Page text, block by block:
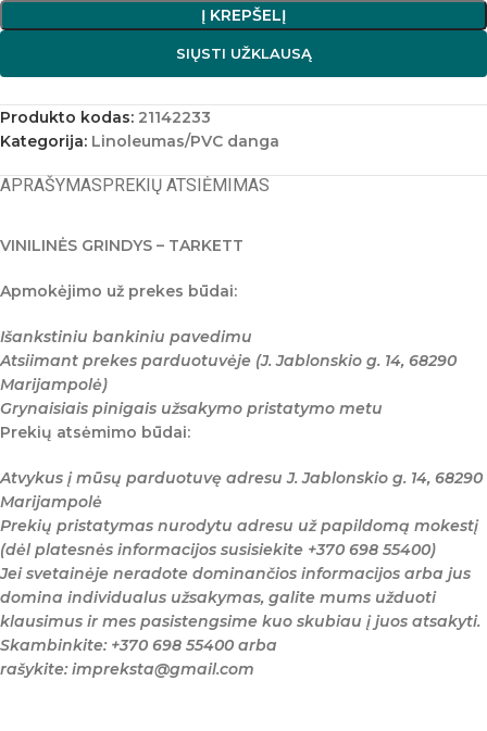
Į KREPŠELĮ
SIŲSTI UŽKLAUSĄ
Produkto kodas: 21142233
Kategorija: Linoleumas/PVC danga
APRAŠYMASPREKIŲ ATSIĖMIMAS
VINILINĖS GRINDYS – TARKETT
Apmokėjimo už prekes būdai:
Išankstiniu bankiniu pavedimu
Atsiimant prekes parduotuvėje (J. Jablonskio g. 14, 68290
Marijampolė)
Grynaisiais pinigais užsakymo pristatymo metu
Prekių atsėmimo būdai:
Atvykus į mūsų parduotuvę adresu J. Jablonskio g. 14, 68290
Marijampolė
Prekių pristatymas nurodytu adresu už papildomą mokestį
(dėl platesnės informacijos susisiekite +370 698 55400)
Jei svetainėje neradote dominančios informacijos arba jus
domina individualus užsakymas, galite mums užduoti
klausimus ir mes pasistengsime kuo skubiau į juos atsakyti.
Skambinkite: +370 698 55400 arba
rašykite: impreksta@gmail.com